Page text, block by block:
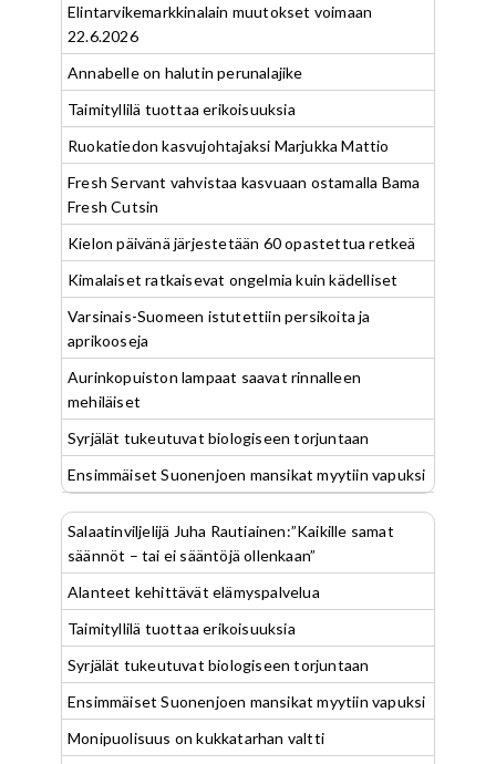
Elintarvikemarkkinalain muutokset voimaan
22.6.2026
Annabelle on halutin perunalajike
Taimityllilä tuottaa erikoisuuksia
Ruokatiedon kasvujohtajaksi Marjukka Mattio
Fresh Servant vahvistaa kasvuaan ostamalla Bama
Fresh Cutsin
Kielon päivänä järjestetään 60 opastettua retkeä
Kimalaiset ratkaisevat ongelmia kuin kädelliset
Varsinais-Suomeen istutettiin persikoita ja
aprikooseja
Aurinkopuiston lampaat saavat rinnalleen
mehiläiset
Syrjälät tukeutuvat biologiseen torjuntaan
Ensimmäiset Suonenjoen mansikat myytiin vapuksi
Salaatinviljelijä Juha Rautiainen:”Kaikille samat
säännöt – tai ei sääntöjä ollenkaan”
Alanteet kehittävät elämyspalvelua
Taimityllilä tuottaa erikoisuuksia
Syrjälät tukeutuvat biologiseen torjuntaan
Ensimmäiset Suonenjoen mansikat myytiin vapuksi
Monipuolisuus on kukkatarhan valtti